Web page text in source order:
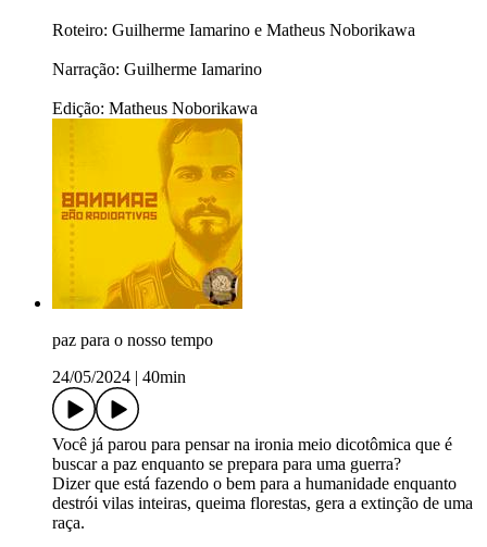
Roteiro: Guilherme Iamarino e Matheus Noborikawa
Narração: Guilherme Iamarino
Edição: Matheus Noborikawa
paz para o nosso tempo
24/05/2024
40min
Você já parou para pensar na ironia meio dicotômica que é
buscar a paz enquanto se prepara para uma guerra?
Dizer que está fazendo o bem para a humanidade enquanto
destrói vilas inteiras, queima florestas, gera a extinção de uma
raça.